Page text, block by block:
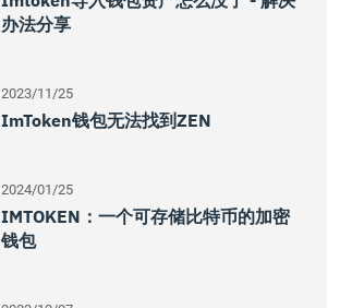
办法分享
2023/11/25
ImToken钱包无法找到ZEN
2024/01/25
IMTOKEN：一个可存储比特币的加密
钱包